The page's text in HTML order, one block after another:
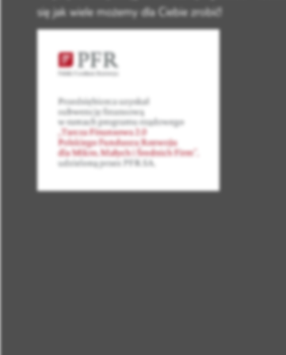
się jak wiele możemy dla Ciebie zrobić!